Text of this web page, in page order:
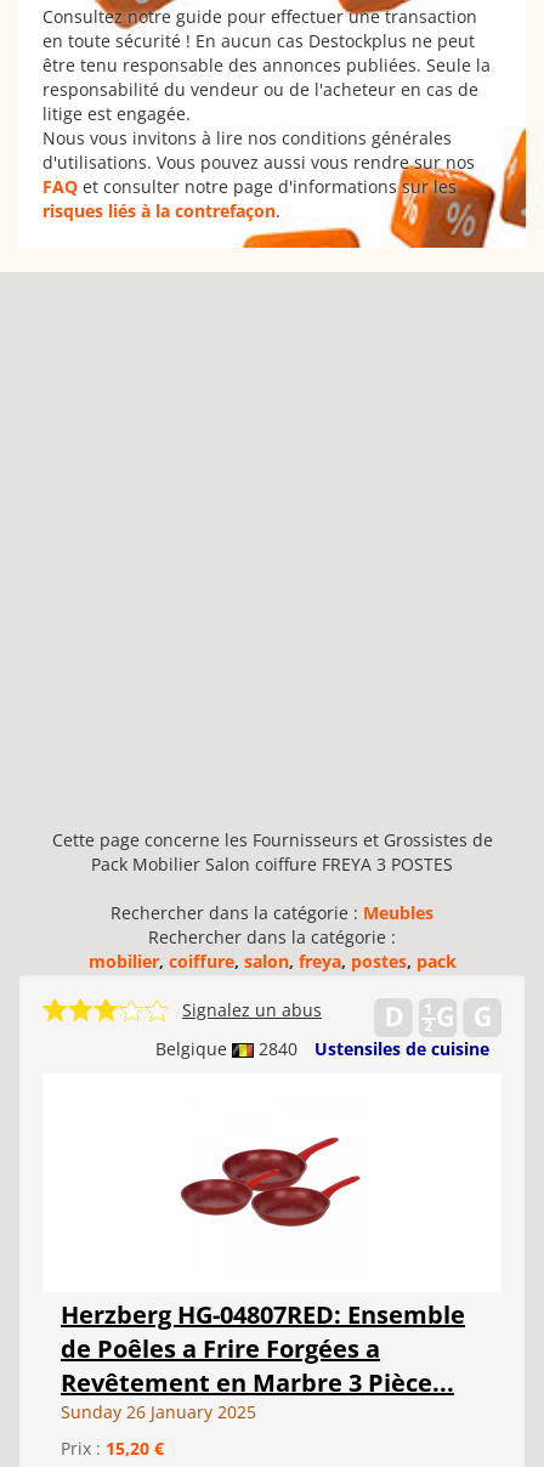
Consultez notre guide pour effectuer une transaction
en toute sécurité ! En aucun cas Destockplus ne peut
être tenu responsable des annonces publiées. Seule la
responsabilité du vendeur ou de l'acheteur en cas de
litige est engagée.
Nous vous invitons à lire nos conditions générales
d'utilisations. Vous pouvez aussi vous rendre sur nos
FAQ et consulter notre page d'informations sur les
risques liés à la contrefaçon.
Cette page concerne les Fournisseurs et Grossistes de
Pack Mobilier Salon coiffure FREYA 3 POSTES
Rechercher dans la catégorie : Meubles
Rechercher dans la catégorie :
mobilier, coiffure, salon, freya, postes, pack
Belgique 2840 Ustensiles de cuisine
Signalez un abus
Herzberg HG-04807RED: Ensemble
de Poêles a Frire Forgées a
Revêtement en Marbre 3 Pièce...
Sunday 26 January 2025
Prix : 15,20 €